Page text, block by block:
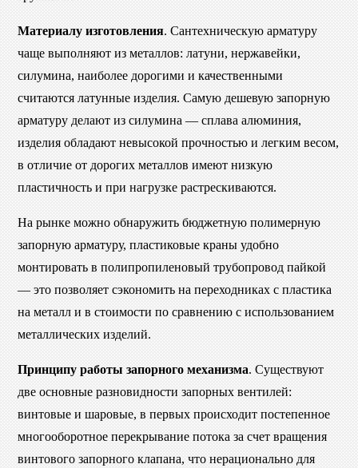
Материалу изготовления. Сантехническую арматуру
чаще выполняют из металлов: латуни, нержавейки,
силумина, наиболее дорогими и качественными
считаются латунные изделия. Самую дешевую запорную
арматуру делают из силумина — сплава алюминия,
изделия обладают невысокой прочностью и легким весом,
в отличие от дорогих металлов имеют низкую
пластичность и при нагрузке растрескиваются.
На рынке можно обнаружить бюджетную полимерную
запорную арматуру, пластиковые краны удобно
монтировать в полипропиленовый трубопровод пайкой
— это позволяет сэкономить на переходниках с пластика
на металл и в стоимости по сравнению с использованием
металлических изделий.
Принципу работы запорного механизма. Существуют
две основные разновидности запорных вентилей:
винтовые и шаровые, в первых происходит постепенное
многооборотное перекрывание потока за счет вращения
винтового запорного клапана, что нерационально для